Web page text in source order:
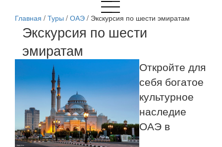
Главная / Туры / ОАЭ / Экскурсия по шести эмиратам
Экскурсия по шести
эмиратам
Откройте для
себя богатое
культурное
наследие
ОАЭ в